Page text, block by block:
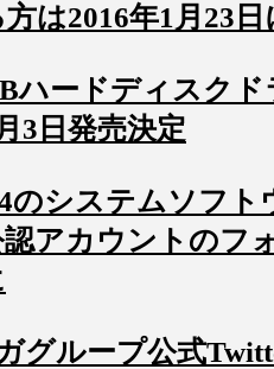
は2016年1月23
ハードディスク
3日発売決定
のシステムソフト
アカウントのフ
グループ公式